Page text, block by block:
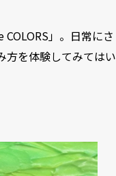
」。日常にさ
方を体験してみてはい